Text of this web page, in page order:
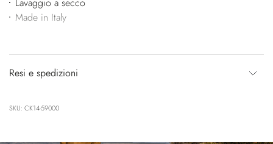
Made in Italy
Resi e spedizioni
SKU: CK14-59000